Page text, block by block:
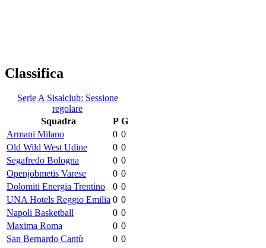
Classifica
Serie A Sisalclub: Sessione
regolare
Squadra
P G
Armani Milano
0 0
Old Wild West Udine
0 0
Segafredo Bologna
0 0
Openjobmetis Varese
0 0
Dolomiti Energia Trentino
0 0
UNA Hotels Reggio Emilia 0 0
Napoli Basketball
0 0
Maxima Roma
0 0
San Bernardo Cantù
0 0